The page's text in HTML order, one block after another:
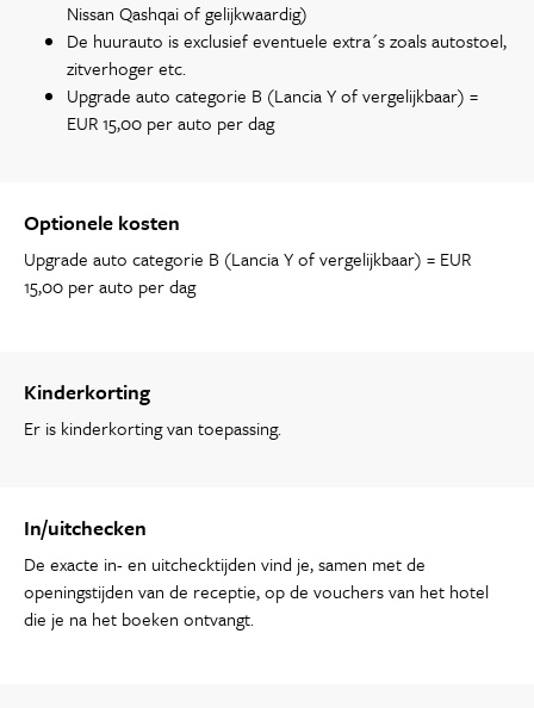
Nissan Qashqai of gelijkwaardig)
De huurauto is exclusief eventuele extra´s zoals autostoel,
zitverhoger etc.
Upgrade auto categorie B (Lancia Y of vergelijkbaar) =
EUR 15,00 per auto per dag
Optionele kosten
Upgrade auto categorie B (Lancia Y of vergelijkbaar) = EUR
15,00 per auto per dag
Kinderkorting
Er is kinderkorting van toepassing.
In/uitchecken
De exacte in- en uitchecktijden vind je, samen met de
openingstijden van de receptie, op de vouchers van het hotel
die je na het boeken ontvangt.